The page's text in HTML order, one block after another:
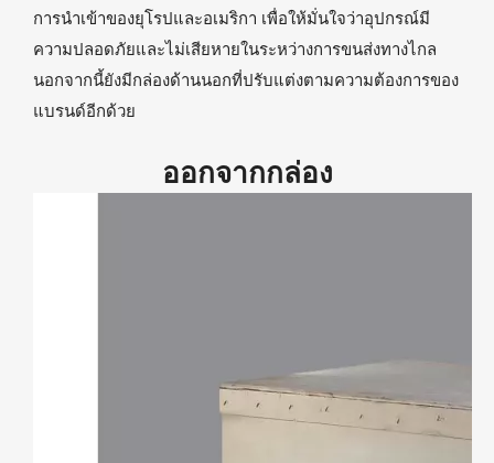
การนำเข้าของยุโรปและอเมริกา เพื่อให้มั่นใจว่าอุปกรณ์มี
ความปลอดภัยและไม่เสียหายในระหว่างการขนส่งทางไกล
นอกจากนี้ยังมีกล่องด้านนอกที่ปรับแต่งตามความต้องการของ
แบรนด์อีกด้วย
ออกจากกล่อง